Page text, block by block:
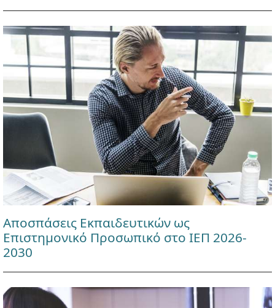
Αποσπάσεις Εκπαιδευτικών ως
Επιστημονικό Προσωπικό στο ΙΕΠ 2026-
2030